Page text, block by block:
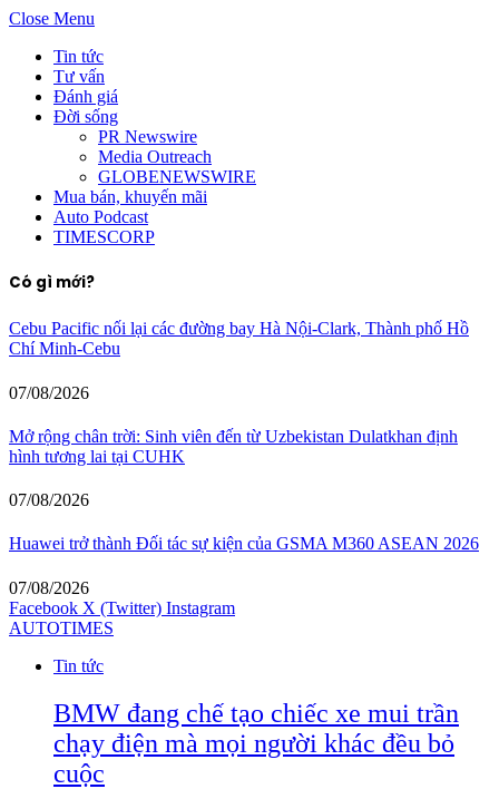
Close Menu
Tin tức
Tư vấn
Đánh giá
Đời sống
PR Newswire
Media Outreach
GLOBENEWSWIRE
Mua bán, khuyến mãi
Auto Podcast
TIMESCORP
Có gì mới?
Cebu Pacific nối lại các đường bay Hà Nội-Clark, Thành phố Hồ
Chí Minh-Cebu
07/08/2026
Mở rộng chân trời: Sinh viên đến từ Uzbekistan Dulatkhan định
hình tương lai tại CUHK
07/08/2026
Huawei trở thành Đối tác sự kiện của GSMA M360 ASEAN 2026
07/08/2026
Facebook X (Twitter) Instagram
AUTOTIMES
Tin tức
BMW đang chế tạo chiếc xe mui trần
chạy điện mà mọi người khác đều bỏ
cuộc